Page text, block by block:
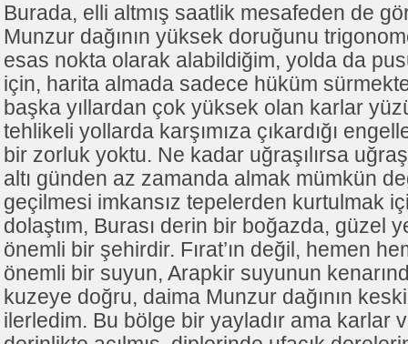
Burada, elli altmış saatlik mesafeden de
Munzur dağının yüksek doruğunu
esas nokta olarak alabildiğim, yolda da
için, harita almada sadece hüküm
başka yıllardan çok yüksek olan karlar
tehlikeli yollarda karşımıza çıkardığı
bir zorluk yoktu. Ne kadar uğraşılırsa
altı günden az zamanda almak mümkün
geçilmesi imkansız tepelerden kurtulmak
dolaştım, Burası derin bir boğazda, güzel
önemli bir şehirdir. Fırat’ın değil, hemen
önemli bir suyun, Arapkir suyunun
kuzeye doğru, daima Munzur dağının
ilerledim. Bu bölge bir yayladır ama karlar